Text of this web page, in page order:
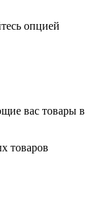
опцией
вас товары в
товаров